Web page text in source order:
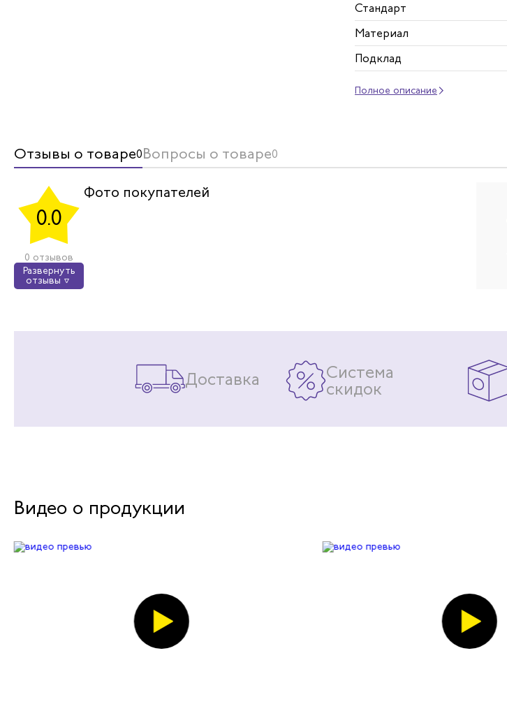
Стандарт
Материал
Подклад
Полное описание
Отзывы о товаре0Вопросы о товаре0
0.0
0 отзывов
Развернуть
отзывы
Фото покупателей
Доставка Система
скидок
Видео о продукции